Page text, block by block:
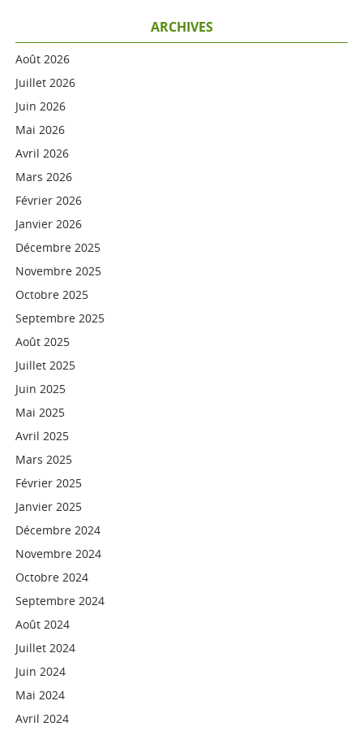
ARCHIVES
Août 2026
Juillet 2026
Juin 2026
Mai 2026
Avril 2026
Mars 2026
Février 2026
Janvier 2026
Décembre 2025
Novembre 2025
Octobre 2025
Septembre 2025
Août 2025
Juillet 2025
Juin 2025
Mai 2025
Avril 2025
Mars 2025
Février 2025
Janvier 2025
Décembre 2024
Novembre 2024
Octobre 2024
Septembre 2024
Août 2024
Juillet 2024
Juin 2024
Mai 2024
Avril 2024